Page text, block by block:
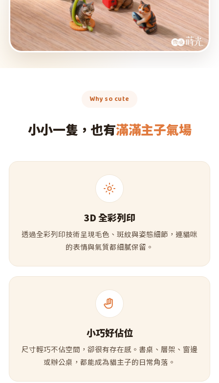
Why so cute
小小一隻，也有滿滿主子氣場
3D 全彩列印
透過全彩列印技術呈現毛色、斑紋與姿態細節，連貓咪
的表情與氣質都細膩保留。
小巧好佔位
尺寸輕巧不佔空間，卻很有存在感。書桌、層架、窗邊
或辦公桌，都能成為貓主子的日常角落。